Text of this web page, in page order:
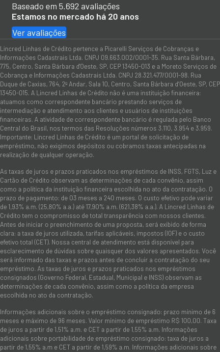
Baseado em 5.692 avaliações
Estamos no mercado há 20 anos
Ver avaliações
Lincred Linhas de Crédito pertence a Picarelli Serviços de Cobranças e
Informações Cadastrais Ltda. CNPJ 09.663.002/0001-35. Rua Santa Bárbara,
775, Centro, Santa Bárbara d'Oeste, SP, CEP 13450-013 e a Moreto Serviços de
Cobrança e Informações Cadastrais Ltda. CNPJ 28.321.477/0001-98. Rua
Duque de Caxias, 764, 2º Andar, Sala 10, Centro, Santa Bárbara d’Oeste, SP, CEP
13450-015. A Lincred Linhas de Crédito não é uma instituição financeira:
atuamos como correspondente bancário prestando serviços de
intermediação e atendimento aos clientes e usuários de instituições
financeiras. A atividade de correspondente bancário é regulada pelo Banco
Central do Brasil, nos termos das Resoluções números 3.110, 3.954 e 3.959.
Importante: Lincred Linhas de Crédito é um portal de solicitação de
empréstimo, não exigimos depósitos ou cobramos taxas antecipadas na
realização de qualquer operação.
As taxas de juros e prazos praticados nos empréstimos de INSS, FGTS, Luz e
Cartão de Crédito observam as determinações de cada convênio, assim
como a política da instituição financeira escolhida no ato da contratação. O
prazo de pagamento: de 03 meses a 240 meses. O custo efetivo pode variar
de 1,93% a.m. (25,80% a.a.) até 17,90% a.m. (621,38% a.a.). A Lincred Linhas de
Crédito tem o compromisso de total transparência com nossos clientes.
Antes de iniciar o preenchimento de uma proposta, será exibido de forma
clara: a taxa de juros utilizada, tarifas aplicáveis, impostos (IOF) e o custo
efetivo total (CET). Nossa central de atendimento está disponível para
esclarecimento de dúvidas sobre quaisquer dos valores apresentados. Você
será informado das taxas e prazos antes de concluir a contratação do seu
empréstimo. As taxas de juros e prazos praticados nos empréstimos
consignados (Governo Federal, Estadual, Municipal e INSS) observam as
determinações de cada convênio, assim como a política da empresa
escolhida no ato da contratação.
Informações adicionais sobre o empréstimo consignado: prazo mínimo de 6
meses e máximo de 96 meses. Valor mínimo de empréstimo R$ 100,00. Taxa
de juros a partir de 1,51% a.m. e CET a partir de 1,55% a.m. Informações
adicionais sobre portabilidade de empréstimo consignado: taxa de juros a
partir de 1,55% a.m e CET a partir de 1,59% a.m. Informações adicionais sobre